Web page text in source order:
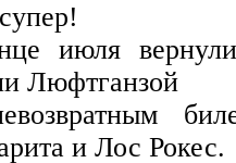
июля
Люфтганзой
и Лос Рокес.